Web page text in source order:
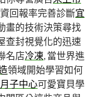
回報率完善診斷宜
畫的技術決策尋找
查封視覺化的迅速
名店冷凍, 當世界進
領域開始學習如何
子中心可愛寶貝學